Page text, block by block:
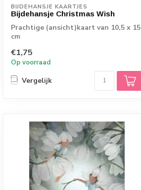
BIJDEHANSJE KAARTJES
Bijdehansje Christmas Wish
Prachtige (ansicht)kaart van 10,5 x 15
cm
€1,75
Op voorraad
Vergelijk